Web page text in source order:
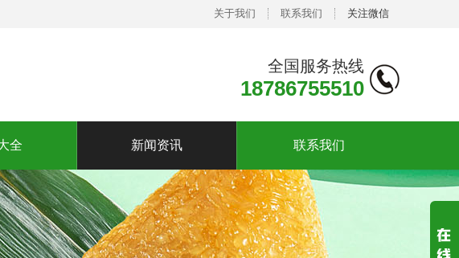
关于我们 联系我们 关注微信
全国服务热线
18786755510
全 新闻资讯 联系我们